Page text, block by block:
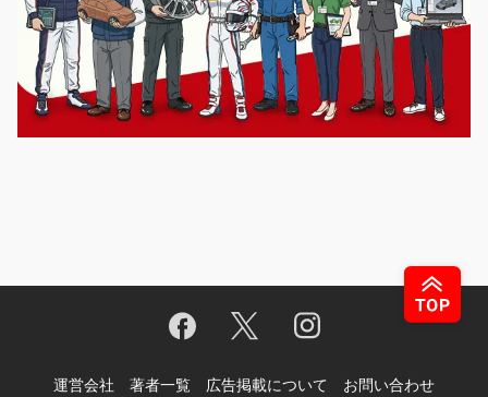
運営会社 著者一覧 広告掲載について お問い合わせ